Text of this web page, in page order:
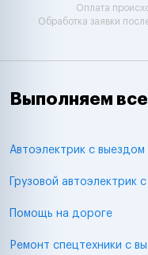
Оплата
Обработка заявки
Выполняем
Автоэлектрик с выездом
Грузовой автоэлектрик
Помощь на дороге
Ремонт спецтехники с